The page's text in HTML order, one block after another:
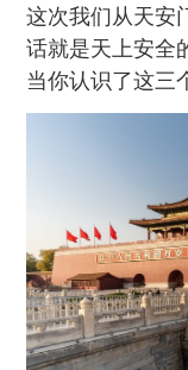
这次我们从天安
话就是天上安全
当你认识了这三